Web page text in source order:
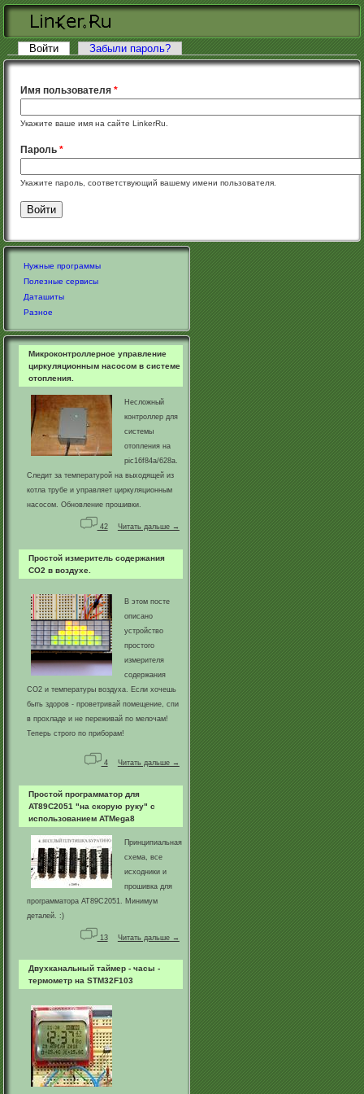
Перейти к основному содержанию
Главные вкладки
Войти (активная вкладка)
Забыли пароль?
Имя пользователя*
Укажите ваше имя на сайте LinkerRu.
Пароль*
Укажите пароль, соответствующий вашему имени пользователя.
Нужные программы
Полезные сервисы
Даташиты
Разное
Микроконтроллерное управление
циркуляционным насосом в системе
отопления.
Несложный
контроллер для
системы
отопления на
pic16f84a/628a.
Следит за температурой на выходящей из
котла трубе и управляет циркуляционным
насосом. Обновление прошивки.
42 Читать дальше →
Простой измеритель содержания
CO2 в воздухе.
В этом посте
описано
устройство
простого
измерителя
содержания
CO2 и температуры воздуха. Если хочешь
быть здоров - проветривай помещение, спи
в прохладе и не переживай по мелочам!
Теперь строго по приборам!
4 Читать дальше →
Простой программатор для
AT89C2051 "на скорую руку" с
использованием ATMega8
Принципиальная
схема, все
исходники и
прошивка для
программатора AT89C2051. Минимум
деталей. :)
13 Читать дальше →
Двухканальный таймер - часы -
термометр на STM32F103